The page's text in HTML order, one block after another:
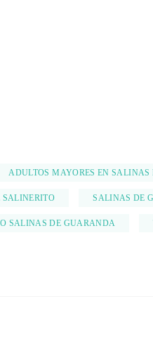
ADULTOS MAYORES EN
SALINERITO SALINAS DE
SALINAS DE GUARANDA